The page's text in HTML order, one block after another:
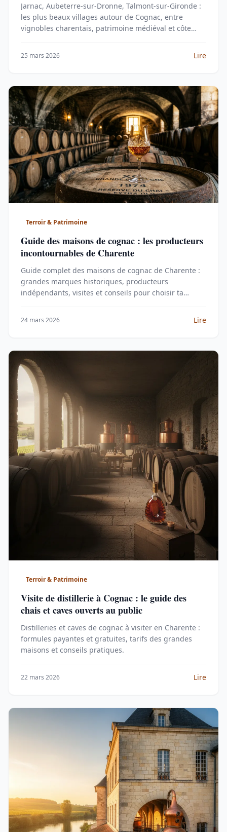
Jarnac, Aubeterre-sur-Dronne, Talmont-sur-Gironde :
les plus beaux villages autour de Cognac, entre
vignobles charentais, patrimoine médiéval et côte
25 mars 2026 Lire
Terroir & Patrimoine
Guide des maisons de cognac : les producteurs
incontournables de Charente
Guide complet des maisons de cognac de Charente :
grandes marques historiques, producteurs
indépendants, visites et conseils pour choisir ta
24 mars 2026 Lire
Terroir & Patrimoine
Visite de distillerie à Cognac : le guide des
chais et caves ouverts au public
Distilleries et caves de cognac à visiter en Charente :
formules payantes et gratuites, tarifs des grandes
maisons et conseils pratiques.
22 mars 2026 Lire